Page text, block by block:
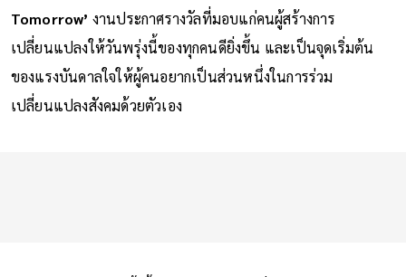
Tomorrow’ งานประกาศรางวัลที่มอบแก่คนผู้สร้างการ
เปลี่ยนแปลงให้วันพรุ่งนี้ของทุกคนดียิ่งขึ้น และเป็นจุดเริ่มต้น
ของแรงบันดาลใจให้ผู้คนอยากเป็นส่วนหนึ่งในการร่วม
เปลี่ยนแปลงสังคมด้วยตัวเอง